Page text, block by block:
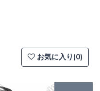
お気に入り(0)